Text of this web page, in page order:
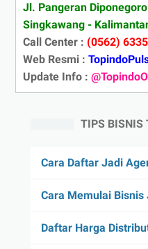
Jl. Pangeran
Singkawang -
Call Center : (0562)
Web Resmi :
Update Info :
TIPS BISNIS
Cara Daftar Jadi
Cara Memulai Bisnis
Daftar Harga